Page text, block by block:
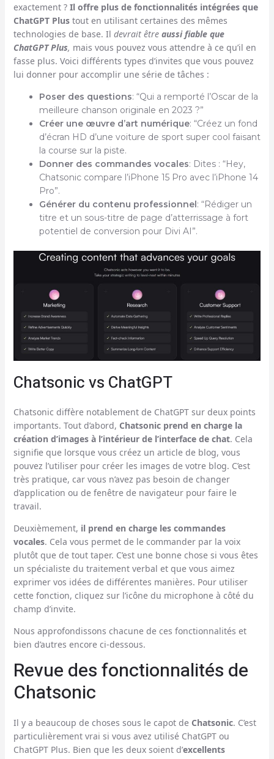
exactement ? Il offre plus de fonctionnalités intégrées que
ChatGPT Plustout en utilisant certaines des mêmes
technologies de base. Il devrait être aussi fiable que
ChatGPT Plus, mais vous pouvez vous attendre à ce qu’il en
fasse plus. Voici différents types d’invites que vous pouvez
lui donner pour accomplir une série de tâches :
Poser des questions: “Qui a remporté l’Oscar de la
meilleure chanson originale en 2023 ?”
Créer une œuvre d’art numérique: “Créez un fond
d’écran HD d’une voiture de sport super cool faisant
la course sur la piste.
Donner des commandes vocales: Dites : “Hey,
Chatsonic compare l’iPhone 15 Pro avec l’iPhone 14
Pro”.
Générer du contenu professionnel: “Rédiger un
titre et un sous-titre de page d’atterrissage à fort
potentiel de conversion pour Divi AI”.
Chatsonic vs ChatGPT
Chatsonic diffère notablement de ChatGPT sur deux points
importants. Tout d’abord, Chatsonic prend en charge la
création d’images à l’intérieur de l’interface de chat. Cela
signifie que lorsque vous créez un article de blog, vous
pouvez l’utiliser pour créer les images de votre blog. C’est
très pratique, car vous n’avez pas besoin de changer
d’application ou de fenêtre de navigateur pour faire le
travail.
Deuxièmement, il prend en charge les commandes
vocales. Cela vous permet de le commander par la voix
plutôt que de tout taper. C’est une bonne chose si vous êtes
un spécialiste du traitement verbal et que vous aimez
exprimer vos idées de différentes manières. Pour utiliser
cette fonction, cliquez sur l’icône du microphone à côté du
champ d’invite.
Nous approfondissons chacune de ces fonctionnalités et
bien d’autres encore ci-dessous.
Revue des fonctionnalités de
Chatsonic
Il y a beaucoup de choses sous le capot de Chatsonic. C’est
particulièrement vrai si vous avez utilisé ChatGPT ou
ChatGPT Plus. Bien que les deux soient d’excellents